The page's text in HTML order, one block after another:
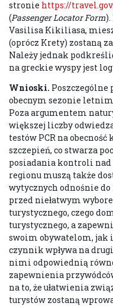
stronie https://
(Passenger Locator Form
Vasilisa Kikiliasa,
(oprócz Krety) zostaną
Należy jednak
na greckie wyspy jest
Wnioski. Poszczególne
obecnym sezonie
Poza argumentem
większej liczby
testów PCR na
szczepień, co stwarza
posiadania kontroli nad
regionu muszą także
wytycznych odnośnie
przed niełatwym
turystycznego, czego
turystycznego, a
swoim obywatelom, jak
czynnik wpływa na
nimi odpowiednią
zapewnienia
na to, że ułatwienia
turystów zostaną